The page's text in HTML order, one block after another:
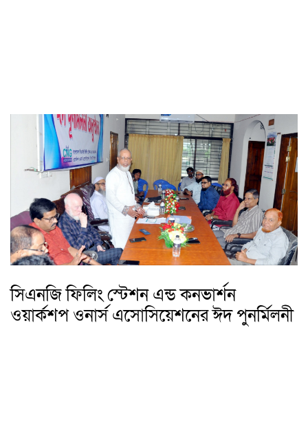
সিএনজি ফিলিং স্টেশন এন্ড কনভার্শন
ওয়ার্কশপ ওনার্স এসোসিয়েশনের ঈদ পুনর্মিলনী